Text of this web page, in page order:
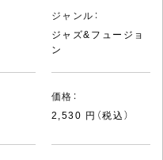
ジャンル：
ジャズ&フュージョ
ン
価格：
2,530 円（税込）